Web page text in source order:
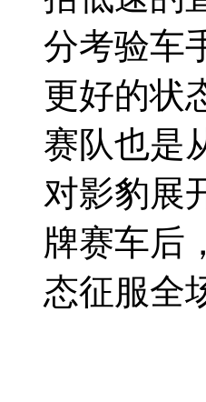
分考验车
更好的状
赛队也是
对影豹展
牌赛车后
态征服全